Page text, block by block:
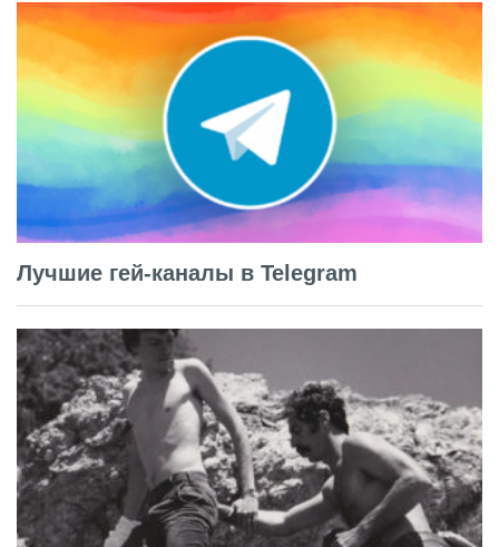
Лучшие гей-каналы в Telegram